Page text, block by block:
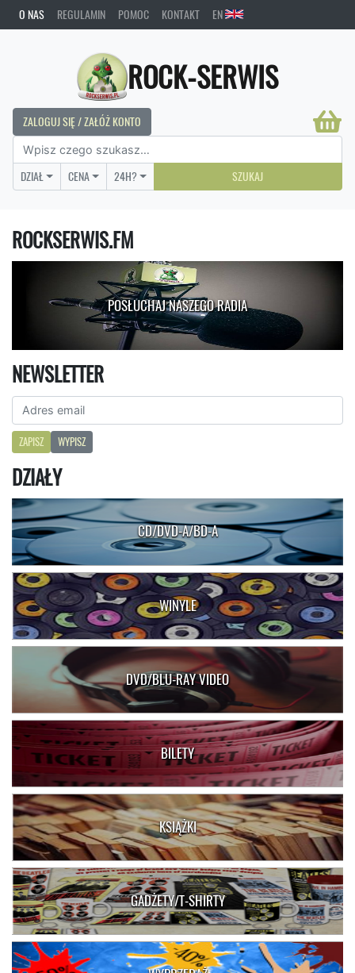
O NAS REGULAMIN POMOC KONTAKT EN
ROCK-SERWIS
ZALOGUJ SIĘ / ZAŁÓŻ KONTO
DZIAŁ CENA 24H? SZUKAJ
ROCKSERWIS.FM
POSŁUCHAJ NASZEGO RADIA
NEWSLETTER
ZAPISZ WYPISZ
DZIAŁY
CD/DVD-A/BD-A
WINYLE
DVD/BLU-RAY VIDEO
BILETY
KSIĄŻKI
GADŻETY/T-SHIRTY